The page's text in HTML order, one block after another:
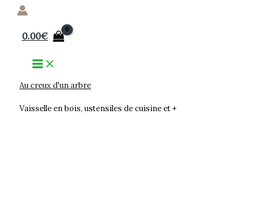
Aller
contenu
0.00€
Au creux d'un arbre
Vaisselle en bois, ustensiles de cuisine et +